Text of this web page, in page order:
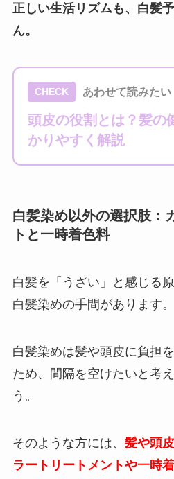
正しい生活リズムも、白髪
ん。
CHECK あわせて読みたい
頭皮の役割とは？髪の
かりやすく解説
白髪染め以外の選択肢：
トと一時着色料
白髪を「うざい」と感じる
白髪染めの手間があります。
白髪染めは髪や頭皮に負担
ため、間隔を空けたいと考
う。
そのような方には、 髪や頭
ラートリートメントや一時